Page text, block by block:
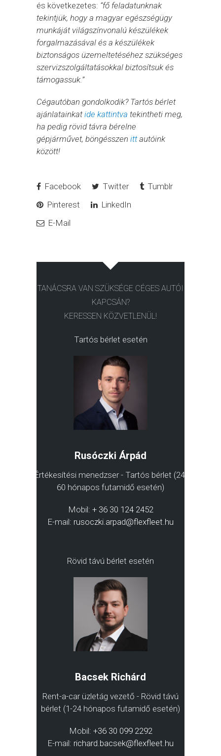
és következetes: “fő feladatunknak
tekintjük, hogy a magyar egészségügy
munkáját világszínvonalú készülékek
forgalmazásával és a készülékek
biztonságos üzemeltetéséhez szükséges
szervizszolgáltatásokkal biztosítsuk és
támogassuk.”
Cégautóban gondolkodik? Tartós bérlet
ajánlatainkatide kattintva tekintheti meg,
ha pedig rövid távra bérelne
gépjárművet, böngésszen ittautóink
között!
Facebook Twitter
Tumblr
Pinterest
LinkedIn
E-Mail
TANÁCSRA VAN SZÜKSÉGE CÉGES AUTÓI
KAPCSÁN?
KERESSEN KÖZVETLENÜL!
Tartós bérlet esetén
Rusóczki Árpád
Értékesítési menedzser - Tartós bérlet (24-
60 hónapos futamidő esetén)
Mobil: + 36 30 124 2452
E-mail: rusoczki.arpad@flexfleet.hu
Rövid távú bérlet esetén
Bacsek Richárd
Rent-a-car üzletág vezető - Rövid távú
bérlet (1-24 hónapos futamidő esetén)
Mobil: +36 30 099 2292
E-mail: richard.bacsek@flexfleet.hu